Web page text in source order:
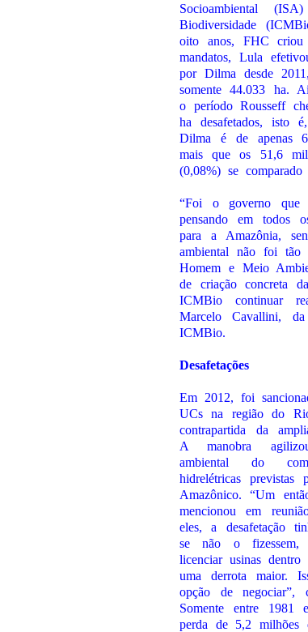
Socioambiental
Biodiversidade
oito anos, FHC criou
mandatos, Lula
por Dilma desde
somente 44.033 ha.
o período Rousseff
ha desafetados, isto
Dilma é de apenas
mais que os 51,6
(0,08%) se
“Foi o governo que
pensando em todos
para a Amazônia,
ambiental não foi tão
Homem e Meio
de criação concreta
ICMBio continuar
Marcelo Cavallini,
ICMBio.
Desafetações
Em 2012, foi
UCs na região do
contrapartida da
A manobra
ambiental do
hidrelétricas
Amazônico. “Um
mencionou em
eles, a desafetação
se não o fizessem,
licenciar usinas
uma derrota maior.
opção de negociar”,
Somente entre
perda de 5,2 milhões